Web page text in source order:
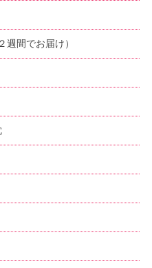
週間でお届け）